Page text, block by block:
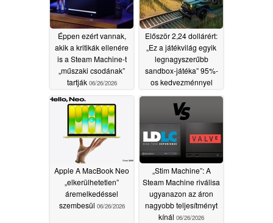
Éppen ezért vannak,
akik a kritikák ellenére
is a Steam Machine-t
„műszaki csodának”
tartják 06/26/2026
Először 2,24 dollárért:
„Ez a játékvilág egyik
legnagyszerűbb
sandbox-játéka” 95%-
os kedvezménnyel
06/26/2026
Apple A MacBook Neo
„elkerülhetetlen”
áremelkedéssel
szembesül 06/26/2026
„Stim Machine”: A
Steam Machine riválisa
ugyanazon az áron
nagyobb teljesítményt
kínál 06/26/2026